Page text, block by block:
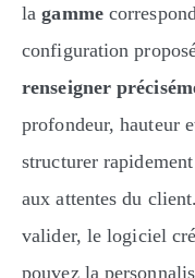
lagamme
configuration
renseigner
profondeur, hauteur
structurer
aux attentes du
valider, le logiciel
pouvez la